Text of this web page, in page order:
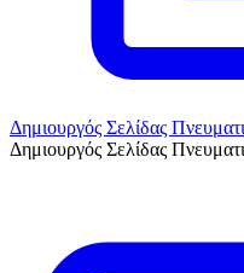
Δημιουργός Σελίδας
Δημιουργός Σελίδας